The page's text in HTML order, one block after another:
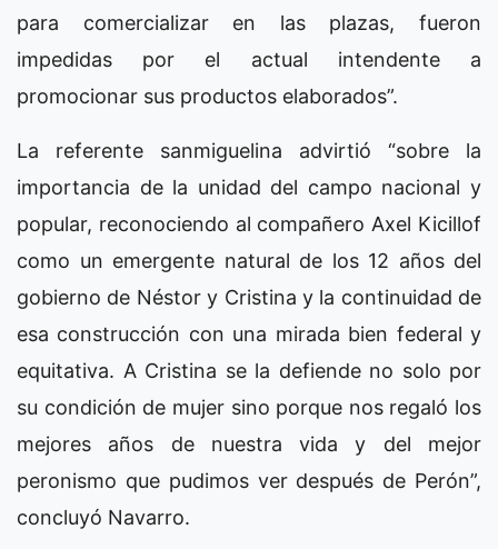
para comercializar en las plazas, fueron
impedidas por el actual intendente a
promocionar sus productos elaborados”.
La referente sanmiguelina advirtió “sobre la
importancia de la unidad del campo nacional y
popular, reconociendo al compañero Axel Kicillof
como un emergente natural de los 12 años del
gobierno de Néstor y Cristina y la continuidad de
esa construcción con una mirada bien federal y
equitativa. A Cristina se la defiende no solo por
su condición de mujer sino porque nos regaló los
mejores años de nuestra vida y del mejor
peronismo que pudimos ver después de Perón”,
concluyó Navarro.